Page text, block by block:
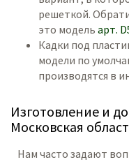
решеткой.
это модель арт.
Кадки под
модели по
производятся в
Изготовление и
Московская
Нам часто задают